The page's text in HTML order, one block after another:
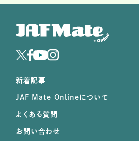
新着記事
JAF Mate Onlineについて
よくある質問
お問い合わせ